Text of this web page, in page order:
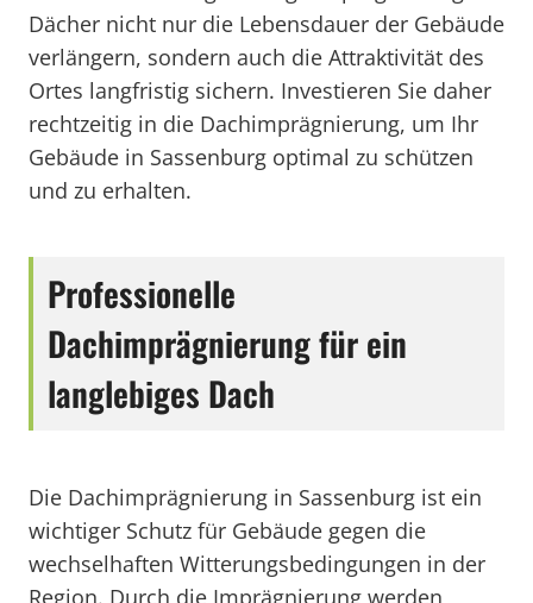
Dächer nicht nur die Lebensdauer der Gebäude
verlängern, sondern auch die Attraktivität des
Ortes langfristig sichern. Investieren Sie daher
rechtzeitig in die Dachimprägnierung, um Ihr
Gebäude in Sassenburg optimal zu schützen
und zu erhalten.
Professionelle
Dachimprägnierung für ein
langlebiges Dach
Die Dachimprägnierung in Sassenburg ist ein
wichtiger Schutz für Gebäude gegen die
wechselhaften Witterungsbedingungen in der
Region. Durch die Imprägnierung werden